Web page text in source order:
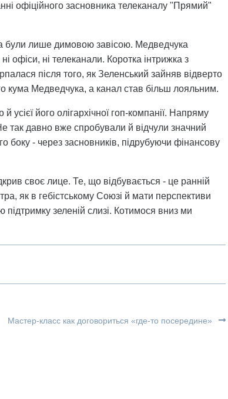
офіційного засновника телеканалу "Прямий"
були лише димовою завісою. Медведчука
офіси, ні телеканали. Коротка інтрижка з
після того, як Зеленський зайняв відверто
кума Медведчука, а канал став більш лояльним.
його олігархічної гоп-компанії. Напряму
так давно вже спробували й відчули значний
боку - через засновників, підрубуючи фінансову
своє лице. Те, що відбувається - це ранній
як в гебістському Союзі й мати перспективи
зеленій слизі. Котимося вниз ми
Мастер-класс как договориться «где-то посередине»